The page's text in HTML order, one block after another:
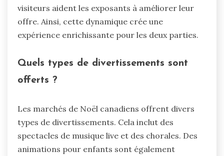
visiteurs aident les exposants à améliorer leur
offre. Ainsi, cette dynamique crée une
expérience enrichissante pour les deux parties.
Quels types de divertissements sont
offerts ?
Les marchés de Noël canadiens offrent divers
types de divertissements. Cela inclut des
spectacles de musique live et des chorales. Des
animations pour enfants sont également